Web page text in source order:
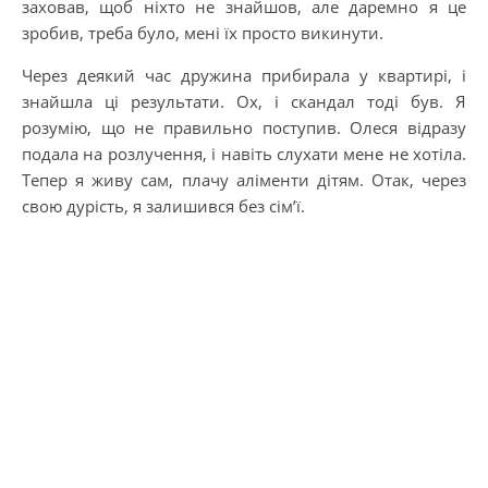
заховав, щоб ніхто не знайшов, але даремно я це
зробив, треба було, мені їх просто викинути.
Через деякий час дружина прибирала у квартирі, і
знайшла ці результати. Ох, і скандал тоді був. Я
розумію, що не правильно поступив. Олеся відразу
подала на розлучення, і навіть слухати мене не хотіла.
Тепер я живу сам, плачу аліменти дітям. Отак, через
свою дурість, я залишився без сім’ї.